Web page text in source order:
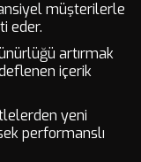
müşterilerle
eder.
artırmak
içerik
yeni
performanslı